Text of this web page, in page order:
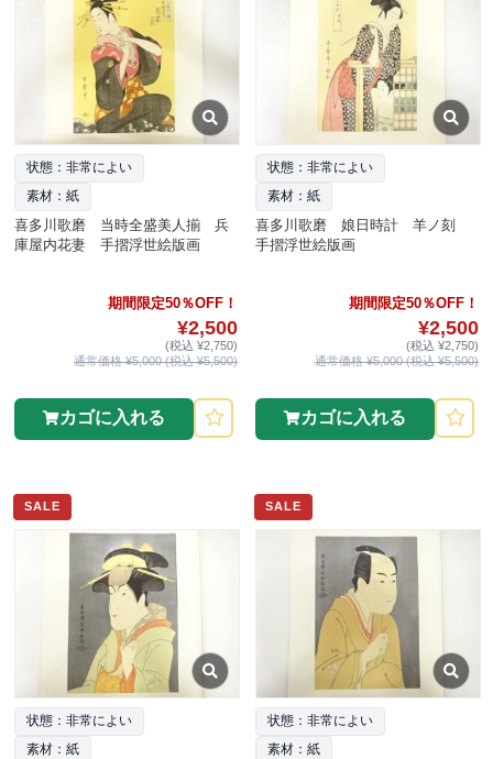
状態：非常によい
素材：紙
喜多川歌磨 当時全盛美人揃 兵
庫屋内花妻 手摺浮世絵版画
期間限定50％OFF！
¥2,500
(税込 ¥2,750)
通常価格 ¥5,000 (税込 ¥5,500)
カゴに入れる
状態：非常によい
素材：紙
喜多川歌磨 娘日時計 羊ノ刻
手摺浮世絵版画
期間限定50％OFF！
¥2,500
(税込 ¥2,750)
通常価格 ¥5,000 (税込 ¥5,500)
カゴに入れる
SALE
状態：非常によい
素材：紙
SALE
状態：非常によい
素材：紙